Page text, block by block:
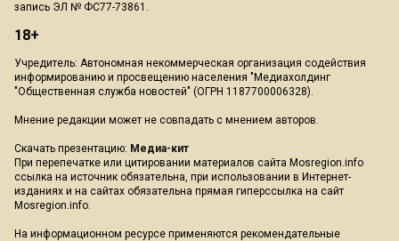
запись ЭЛ № ФС77-73861.
18+
Учредитель: Автономная некоммерческая организация содействия
информированию и просвещению населения "Медиахолдинг
"Общественная служба новостей" (ОГРН 1187700006328).
Мнение редакции может не совпадать с мнением авторов.
Скачать презентацию: Медиа-кит
При перепечатке или цитировании материалов сайта Mosregion.info
ссылка на источник обязательна, при использовании в Интернет-
изданиях и на сайтах обязательна прямая гиперссылка на сайт
Mosregion.info.
На информационном ресурсе применяются рекомендательные